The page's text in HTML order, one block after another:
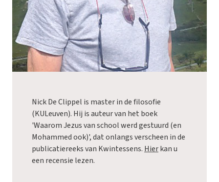
Nick De Clippel is master in de filosofie
(KULeuven). Hij is auteur van het boek
'Waarom Jezus van school werd gestuurd (en
Mohammed ook)', dat onlangs verscheen in de
publicatiereeks van Kwintessens. Hierkan u
een recensie lezen.